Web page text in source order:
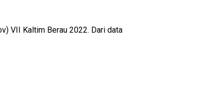
VII Kaltim Berau 2022. Dari data